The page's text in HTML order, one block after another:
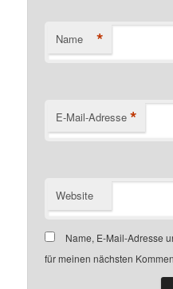
Name *
E-Mail-Adresse *
Website
Name, E-Mail-Adresse
für meinen nächsten